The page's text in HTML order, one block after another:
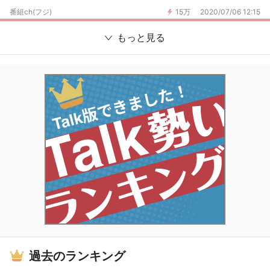
15万 2020/07/06 12:15
番組ch(フジ)
もっと見る
過去のランキング